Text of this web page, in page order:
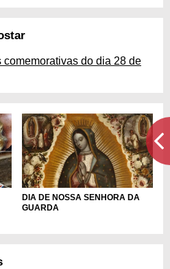
do dia 28 de
DIA DE NOSSA SENHORA DA
GUARDA